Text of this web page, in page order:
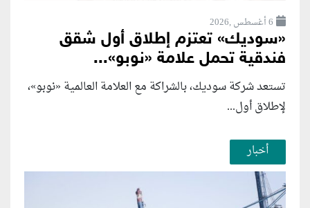
6 أغسطس ,2026
«سوديك» تعتزم إطلاق أول شقق
فندقية تحمل علامة «نوبو»...
تستعد شركة سوديك، بالشراكة مع العلامة العالمية «نوبو»،
لإطلاق أول...
أخبار